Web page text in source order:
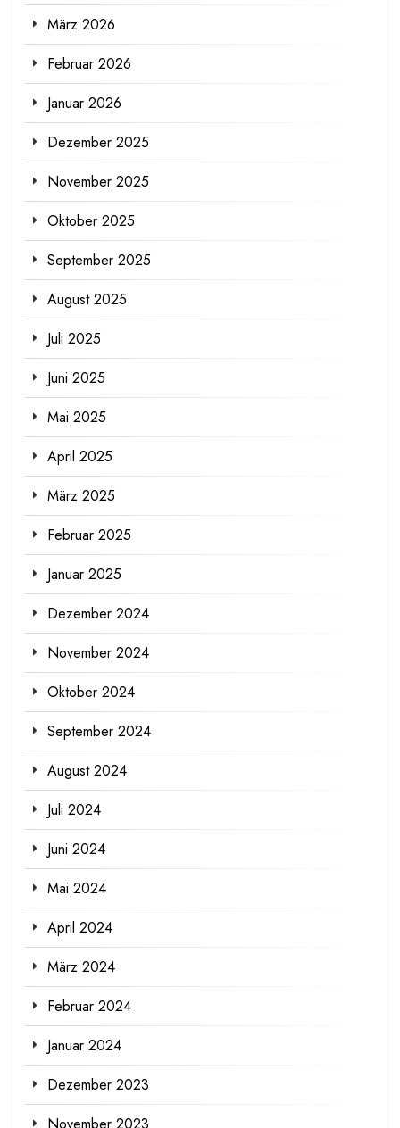
März 2026
Februar 2026
Januar 2026
Dezember 2025
November 2025
Oktober 2025
September 2025
August 2025
Juli 2025
Juni 2025
Mai 2025
April 2025
März 2025
Februar 2025
Januar 2025
Dezember 2024
November 2024
Oktober 2024
September 2024
August 2024
Juli 2024
Juni 2024
Mai 2024
April 2024
März 2024
Februar 2024
Januar 2024
Dezember 2023
November 2023